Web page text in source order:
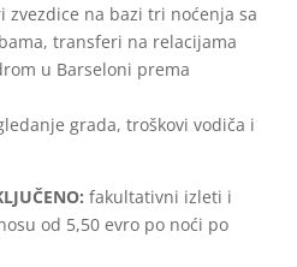
na bazi tri noćenja sa
transferi na relacijama
u Barseloni prema
grada, troškovi vodiča i
fakultativni izleti i
od 5,50 evro po noći po